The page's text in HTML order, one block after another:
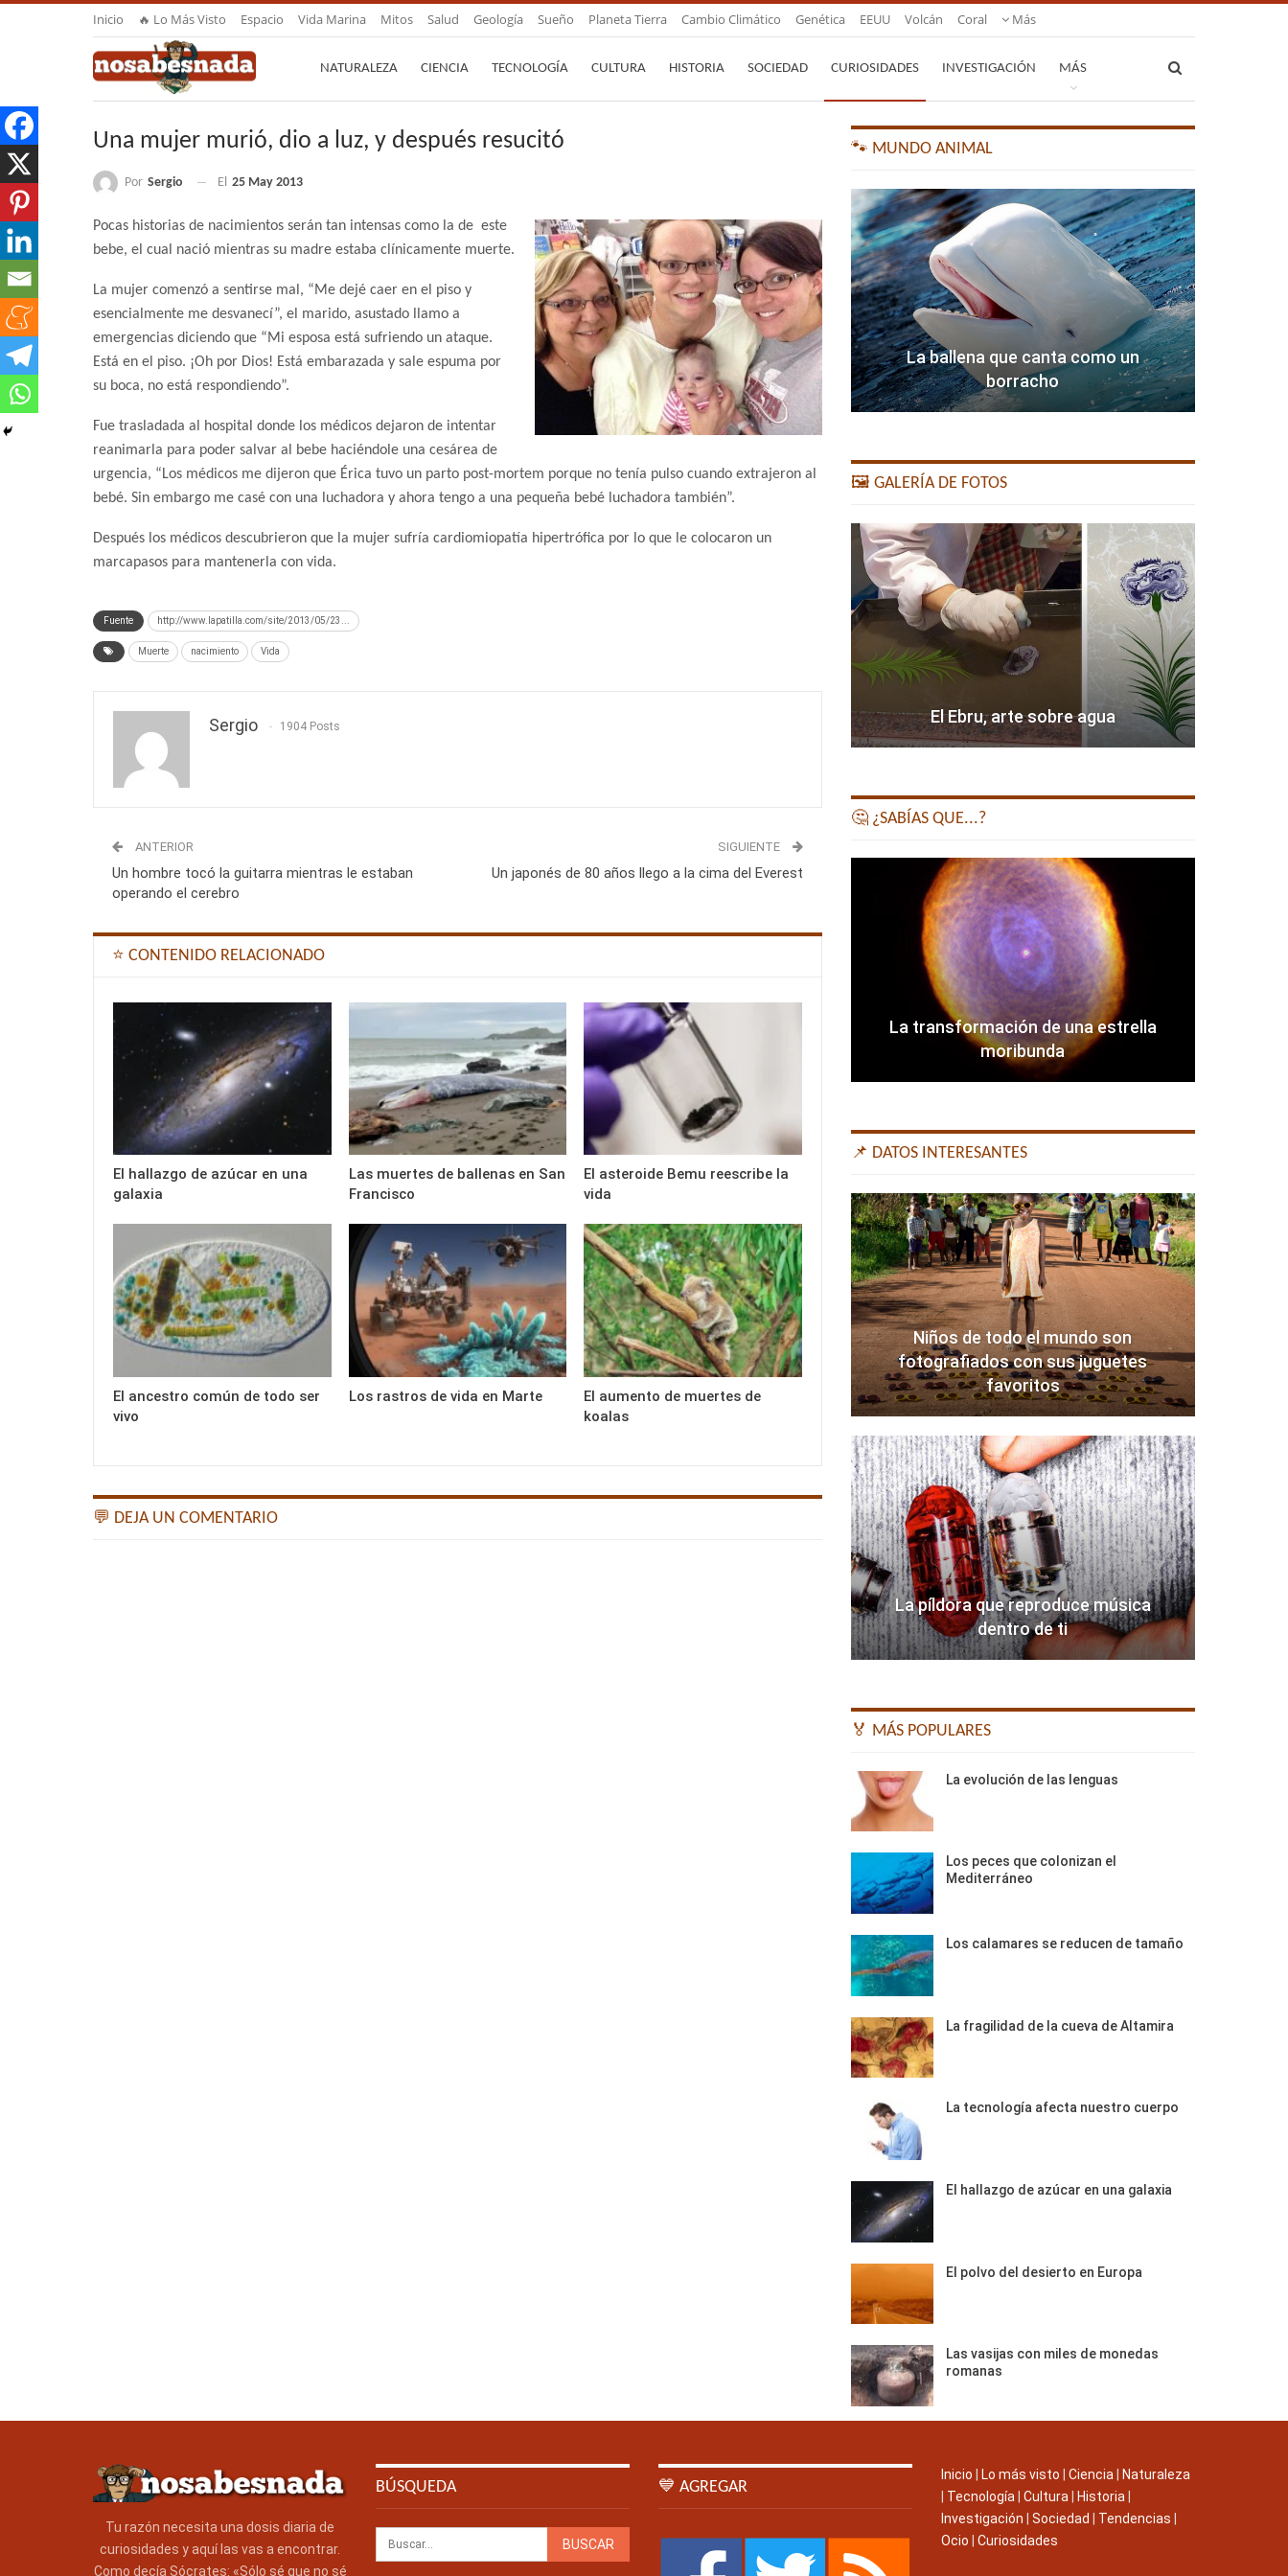
Inicio 🔥 Lo Más Visto Espacio Vida Marina Mitos Salud Geología Sueño Planeta Tierra Cambio Climático Genética EEUU Volcán Coral Más
NATURALEZA CIENCIA TECNOLOGÍA CULTURA HISTORIA SOCIEDAD CURIOSIDADES INVESTIGACIÓN MÁS
Una mujer murió, dio a luz, y después resucitó
Por Sergio El 25 May 2013
Pocas historias de nacimientos serán tan intensas como la de este
bebe, el cual nació mientras su madre estaba clínicamente muerte.
La mujer comenzó a sentirse mal, “Me dejé caer en el piso y
esencialmente me desvanecí”, el marido, asustado llamo a
emergencias diciendo que “Mi esposa está sufriendo un ataque.
Está en el piso. ¡Oh por Dios! Está embarazada y sale espuma por
su boca, no está respondiendo”.
Fue trasladada al hospital donde los médicos dejaron de intentar
reanimarla para poder salvar al bebe haciéndole una cesárea de
urgencia, “Los médicos me dijeron que Érica tuvo un parto post-mortem porque no tenía pulso cuando extrajeron al
bebé. Sin embargo me casé con una luchadora y ahora tengo a una pequeña bebé luchadora también”.
Después los médicos descubrieron que la mujer sufría cardiomiopatía hipertrófica por lo que le colocaron un
marcapasos para mantenerla con vida.
Fuente http://www.lapatilla.com/site/2013/05/23...
Muerte nacimiento Vida
Sergio 1904 Posts
ANTERIOR
Un hombre tocó la guitarra mientras le estaban
operando el cerebro
SIGUIENTE
Un japonés de 80 años llego a la cima del Everest
⭐ CONTENIDO RELACIONADO
El hallazgo de azúcar en una
galaxia
Las muertes de ballenas en San
Francisco
El asteroide Bemu reescribe la
vida
El ancestro común de todo ser
vivo
Los rastros de vida en Marte
El aumento de muertes de
koalas
💬 DEJA UN COMENTARIO
🐾 MUNDO ANIMAL
La ballena que canta como un
borracho
🖼️ GALERÍA DE FOTOS
El Ebru, arte sobre agua
🤔 ¿SABÍAS QUE...?
La transformación de una estrella
moribunda
📌 DATOS INTERESANTES
Niños de todo el mundo son
fotografiados con sus juguetes
favoritos
La píldora que reproduce música
dentro de ti
🏅 MÁS POPULARES
La evolución de las lenguas
Los peces que colonizan el
Mediterráneo
Los calamares se reducen de tamaño
La fragilidad de la cueva de Altamira
La tecnología afecta nuestro cuerpo
El hallazgo de azúcar en una galaxia
El polvo del desierto en Europa
Las vasijas con miles de monedas
romanas
Tu razón necesita una dosis diaria de
curiosidades y aquí las vas a encontrar.
Como decía Sócrates: «Sólo sé que no sé
BÚSQUEDA 💙 AGREGAR
Inicio Lo más visto Ciencia
Naturaleza
Tecnología Cultura Historia
Investigación
Sociedad Tendencias
Ocio
Curiosidades